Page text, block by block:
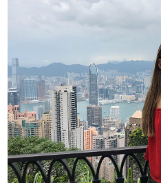
&
Erfahrungen
Preise
Gastfamilie